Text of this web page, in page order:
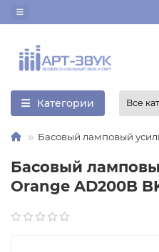
Категории Все
Басовый ламповый
Басовый
Orange AD200B